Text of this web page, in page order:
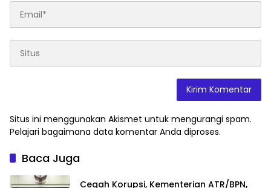
Situs ini menggunakan Akismet untuk mengurangi spam.
Pelajari bagaimana data komentar Anda diproses.
Baca Juga
Cegah Korupsi, Kementerian ATR/BPN,